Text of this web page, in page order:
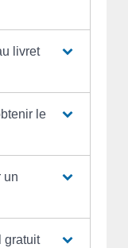
livret
le
un
gratuit